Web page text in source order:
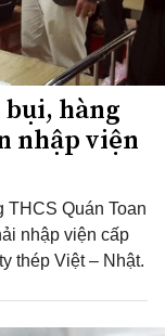
hàng
nhập viện
THCS Quán Toan
nhập viện cấp
thép Việt – Nhật.